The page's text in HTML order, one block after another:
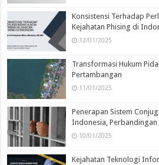
Konsistensi Terhadap
Kejahatan Phising di
12/01/2025
Transformasi Hukum
Pertambangan
11/01/2025
Penerapan Sistem
Indonesia, Perbandingan
10/01/2025
Kejahatan Teknologi